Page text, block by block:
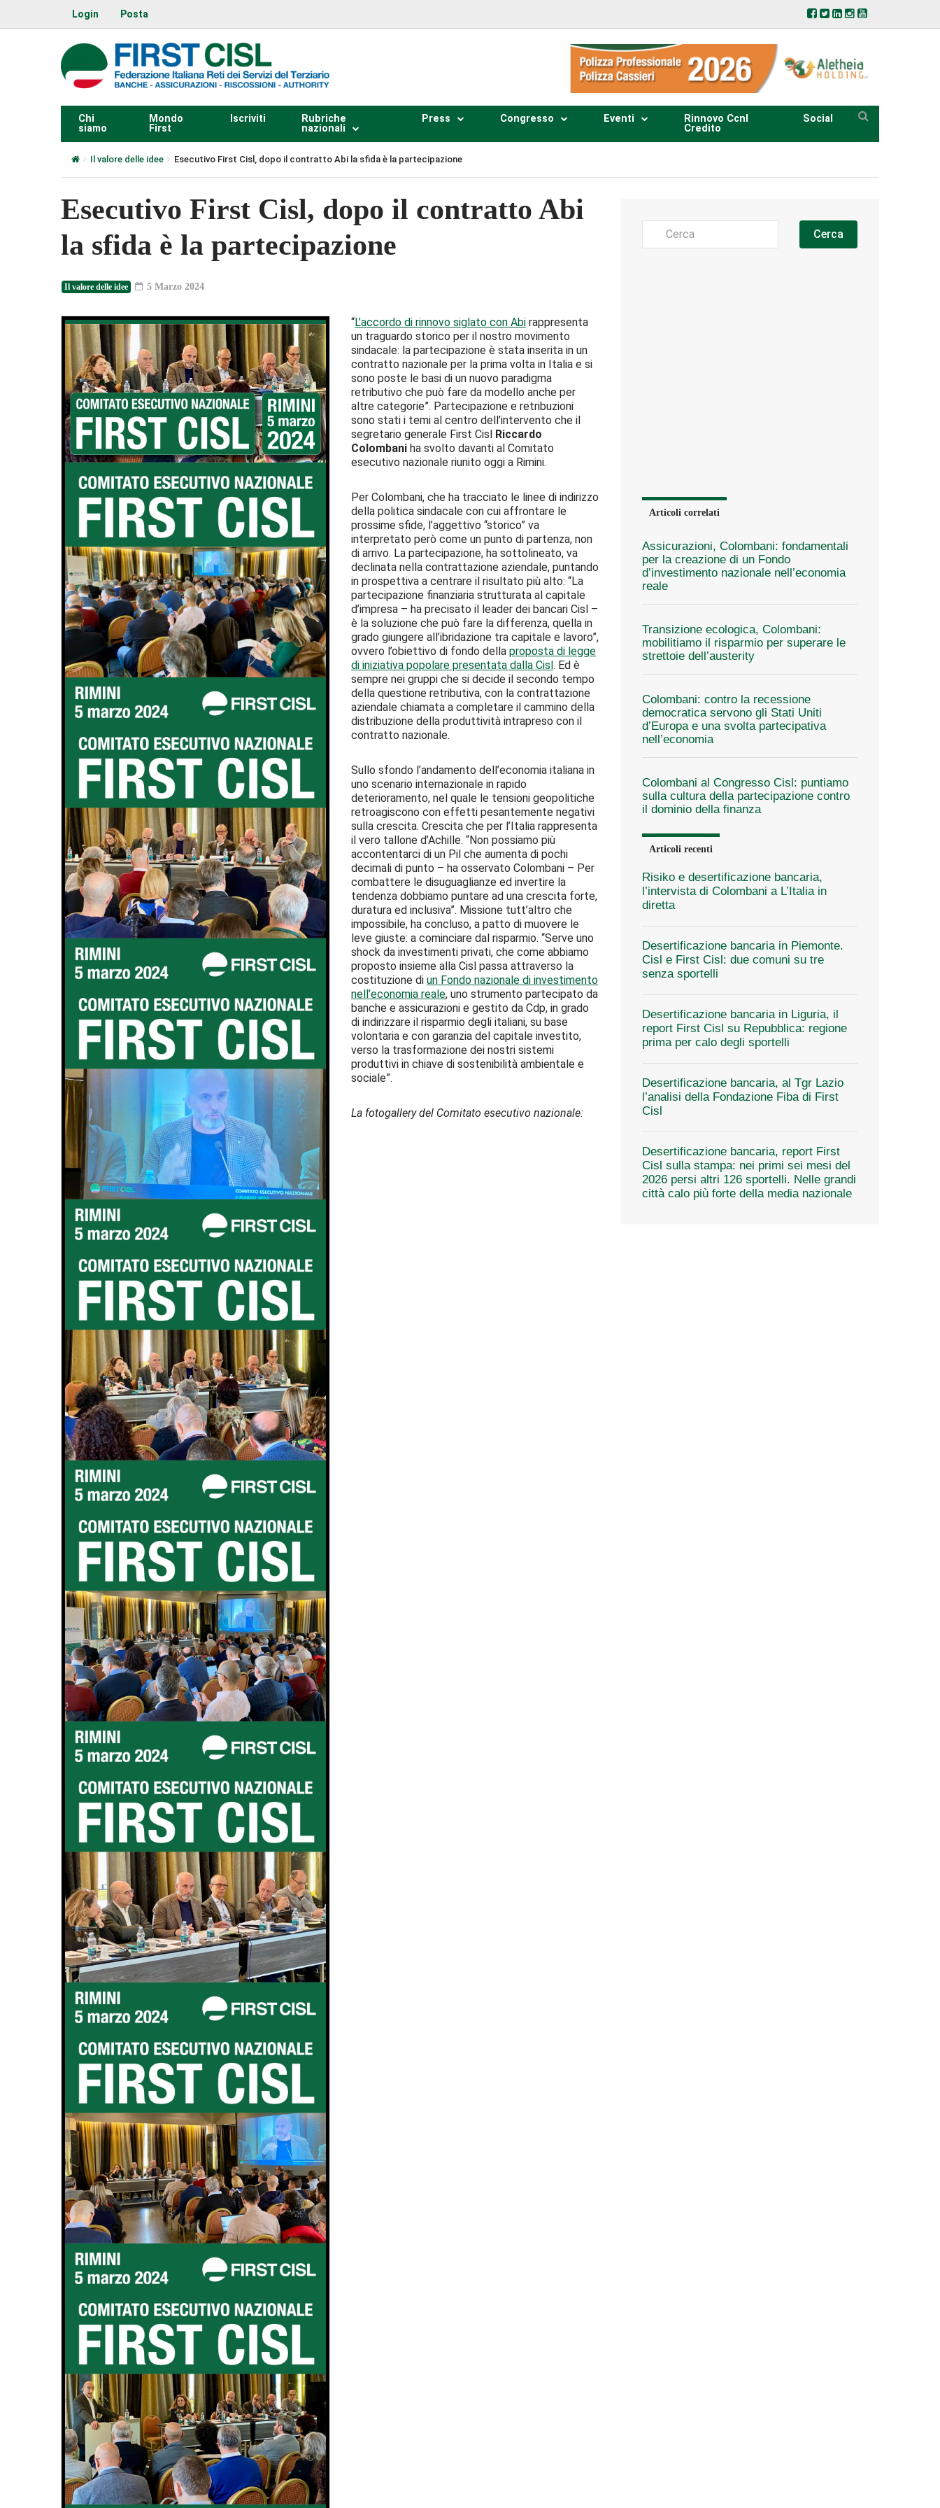
Login Posta
Chi
siamo
Mondo
First
Iscriviti
Rubriche
nazionali
Press Congresso Eventi
Rinnovo Ccnl
Credito
Social
Il valore delle idee Esecutivo First Cisl, dopo il contratto Abi la sfida è la partecipazione
Esecutivo First Cisl, dopo il contratto Abi
la sfida è la partecipazione
Il valore delle idee 5 Marzo 2024
“L’accordo di rinnovo siglato con Abi rappresenta
un traguardo storico per il nostro movimento
sindacale: la partecipazione è stata inserita in un
contratto nazionale per la prima volta in Italia e si
sono poste le basi di un nuovo paradigma
retributivo che può fare da modello anche per
altre categorie”. Partecipazione e retribuzioni
sono stati i temi al centro dell’intervento che il
segretario generale First Cisl Riccardo
Colombani ha svolto davanti al Comitato
esecutivo nazionale riunito oggi a Rimini.
Per Colombani, che ha tracciato le linee di indirizzo
della politica sindacale con cui affrontare le
prossime sfide, l’aggettivo “storico” va
interpretato però come un punto di partenza, non
di arrivo. La partecipazione, ha sottolineato, va
declinata nella contrattazione aziendale, puntando
in prospettiva a centrare il risultato più alto: “La
partecipazione finanziaria strutturata al capitale
d’impresa – ha precisato il leader dei bancari Cisl –
è la soluzione che può fare la differenza, quella in
grado giungere all’ibridazione tra capitale e lavoro”,
ovvero l’obiettivo di fondo della proposta di legge
di iniziativa popolare presentata dalla Cisl. Ed è
sempre nei gruppi che si decide il secondo tempo
della questione retributiva, con la contrattazione
aziendale chiamata a completare il cammino della
distribuzione della produttività intrapreso con il
contratto nazionale.
Sullo sfondo l’andamento dell’economia italiana in
uno scenario internazionale in rapido
deterioramento, nel quale le tensioni geopolitiche
retroagiscono con effetti pesantemente negativi
sulla crescita. Crescita che per l’Italia rappresenta
il vero tallone d’Achille. “Non possiamo più
accontentarci di un Pil che aumenta di pochi
decimali di punto – ha osservato Colombani – Per
combattere le disuguaglianze ed invertire la
tendenza dobbiamo puntare ad una crescita forte,
duratura ed inclusiva”. Missione tutt’altro che
impossibile, ha concluso, a patto di muovere le
leve giuste: a cominciare dal risparmio. “Serve uno
shock da investimenti privati, che come abbiamo
proposto insieme alla Cisl passa attraverso la
costituzione di un Fondo nazionale di investimento
nell’economia reale, uno strumento partecipato da
banche e assicurazioni e gestito da Cdp, in grado
di indirizzare il risparmio degli italiani, su base
volontaria e con garanzia del capitale investito,
verso la trasformazione dei nostri sistemi
produttivi in chiave di sostenibilità ambientale e
sociale”.
La fotogallery del Comitato esecutivo nazionale:
Cerca
Articoli correlati
Assicurazioni, Colombani: fondamentali
per la creazione di un Fondo
d’investimento nazionale nell’economia
reale
Transizione ecologica, Colombani:
mobilitiamo il risparmio per superare le
strettoie dell’austerity
Colombani: contro la recessione
democratica servono gli Stati Uniti
d’Europa e una svolta partecipativa
nell’economia
Colombani al Congresso Cisl: puntiamo
sulla cultura della partecipazione contro
il dominio della finanza
Articoli recenti
Risiko e desertificazione bancaria,
l’intervista di Colombani a L’Italia in
diretta
Desertificazione bancaria in Piemonte.
Cisl e First Cisl: due comuni su tre
senza sportelli
Desertificazione bancaria in Liguria, il
report First Cisl su Repubblica: regione
prima per calo degli sportelli
Desertificazione bancaria, al Tgr Lazio
l’analisi della Fondazione Fiba di First
Cisl
Desertificazione bancaria, report First
Cisl sulla stampa: nei primi sei mesi del
2026 persi altri 126 sportelli. Nelle grandi
città calo più forte della media nazionale